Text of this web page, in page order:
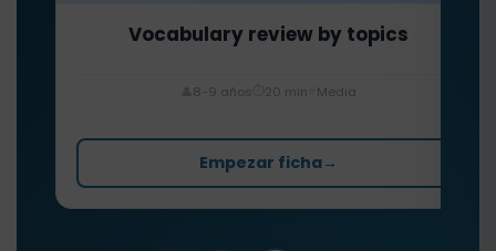
Vocabulary review by topics
8-9 años 20 min Media
Empezar ficha→